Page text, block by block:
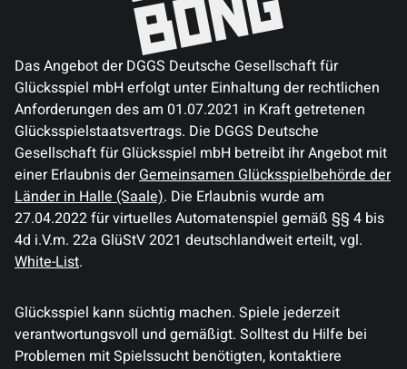
Das Angebot der DGGS Deutsche Gesellschaft für
Glücksspiel mbH erfolgt unter Einhaltung der rechtlichen
Anforderungen des am 01.07.2021 in Kraft getretenen
Glücksspielstaatsvertrags. Die DGGS Deutsche
Gesellschaft für Glücksspiel mbH betreibt ihr Angebot mit
einer Erlaubnis der Gemeinsamen Glücksspielbehörde der
Länder in Halle (Saale). Die Erlaubnis wurde am
27.04.2022 für virtuelles Automatenspiel gemäß §§ 4 bis
4d i.V.m. 22a GlüStV 2021 deutschlandweit erteilt, vgl.
White-List.
Glücksspiel kann süchtig machen. Spiele jederzeit
verantwortungsvoll und gemäßigt. Solltest du Hilfe bei
Problemen mit Spielssucht benötigten, kontaktiere